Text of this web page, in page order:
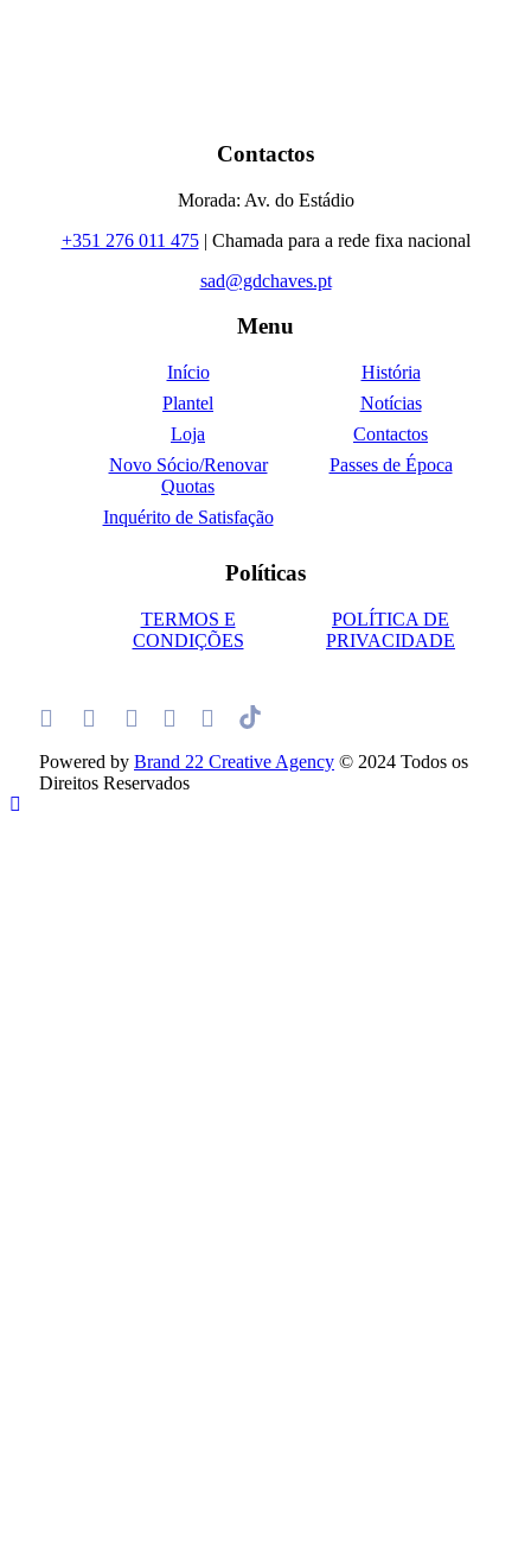
Contactos
Morada: Av. do Estádio
+351 276 011 475| Chamada para a rede fixa nacional
sad@gdchaves.pt
Menu
Início
História
Plantel
Notícias
Loja
Contactos
Novo Sócio/Renovar
Quotas
Passes de Época
Inquérito de Satisfação
Políticas
TERMOS E
CONDIÇÕES
POLÍTICA DE
PRIVACIDADE
Powered by Brand 22 Creative Agency © 2024 Todos os
Direitos Reservados